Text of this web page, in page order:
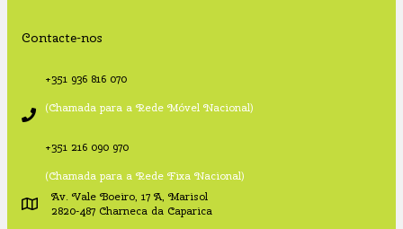
Contacte-nos
+351 936 816 070
(Chamada para a Rede Móvel Nacional)
+351 216 090 970
(Chamada para a Rede Fixa Nacional)
Av. Vale Boeiro, 17 A, Marisol
2820-487 Charneca da Caparica